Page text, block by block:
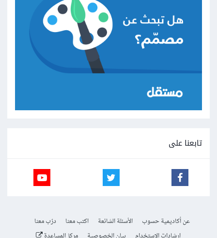
تابعنا على
عن أكاديمية حسوب الأسئلة الشائعة اكتب معنا
درّب معنا